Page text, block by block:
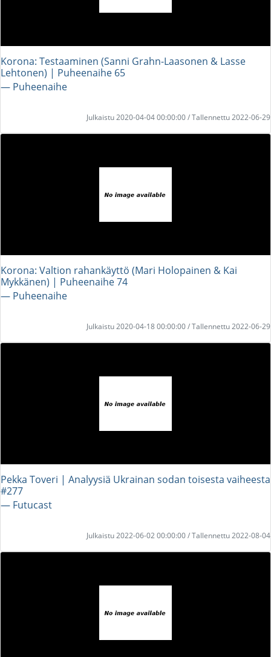
Korona: Testaaminen (Sanni Grahn-Laasonen & Lasse
Lehtonen) | Puheenaihe 65
― Puheenaihe
Julkaistu 2020-04-04 00:00:00 / Tallennettu 2022-06-29
Korona: Valtion rahankäyttö (Mari Holopainen & Kai
Mykkänen) | Puheenaihe 74
― Puheenaihe
Julkaistu 2020-04-18 00:00:00 / Tallennettu 2022-06-29
Pekka Toveri | Analyysiä Ukrainan sodan toisesta vaiheesta
#277
― Futucast
Julkaistu 2022-06-02 00:00:00 / Tallennettu 2022-08-04